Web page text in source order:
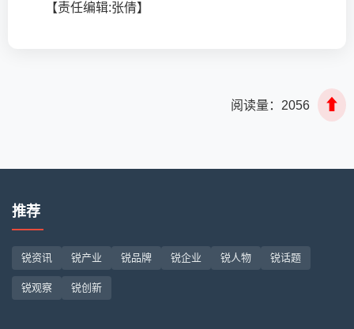
【责任编辑:张倩】
阅读量： 2056 ⬆
推荐
锐资讯 锐产业 锐品牌 锐企业 锐人物 锐话题
锐观察 锐创新